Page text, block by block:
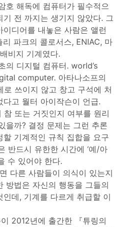
호 해독에 컴퓨터가 필수적으
기 전 까지는 생기지 않았다. 그
디어를 내놓은 사람은 앨런
리 파크의 콜로서스, ENIAC, 마
비지 기계였다.
의 디지털 컴퓨터. world’s
computer. 아타나소프의
로 쓰이지 않고 창고 구석에 처
다고 월터 아이작슨이 언급.
또는 거짓인지 여부를 원리
을까? 결정 문제는 그런 추론
할 기계적인 규칙 집합을 요구
반드시 유한한 시간에 ‘예/아
수 있어야 한다.
다른 사람들이 의식이 있는지
방법은 자신의 행동을 그들의
인데, 기계를 다르게 취급할 이
2012년에 출간한 『튜링의